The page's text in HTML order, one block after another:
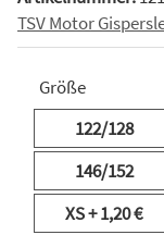
TSV Motor
Größe
122/128
146/152
XS+ 1,20 €